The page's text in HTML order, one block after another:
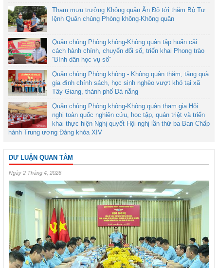
Tham mưu trưởng Không quân Ấn Độ tới thăm Bộ Tư
lệnh Quân chủng Phòng không-Không quân
Quân chủng Phòng không-Không quân tập huấn cải
cách hành chính, chuyển đổi số, triển khai Phong trào
“Bình dân học vụ số”
Quân chủng Phòng không - Không quân thăm, tặng quà
gia đình chính sách, học sinh nghèo vượt khó tại xã
Tây Giang, thành phố Đà nẵng
Quân chủng Phòng không-Không quân tham gia Hội
nghị toàn quốc nghiên cứu, học tập, quán triệt và triển
khai thực hiện Nghị quyết Hội nghị lần thứ ba Ban Chấp
hành Trung ương Đảng khóa XIV
DƯ LUẬN QUAN TÂM
Ngày 2 Tháng 4, 2026